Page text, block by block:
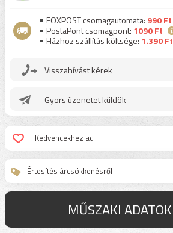
FOXPOST csomagautomata: 990 Ft
PostaPont csomagpont: 1090 Ft
Házhoz szállítás költsége: 1.390 Ft
Visszahívást kérek
Gyors üzenetet küldök
Kedvencekhez ad
Értesítés árcsökkenésről
MŰSZAKI ADATOK